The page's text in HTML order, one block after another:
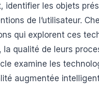
identifier les objets
de l’utilisateur.
qui explorent ces
qualité de leurs
examine les
augmentée